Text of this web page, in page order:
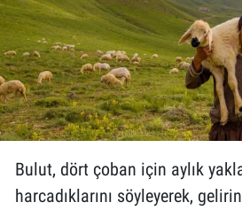
Bulut, dört çoban için aylık
harcadıklarını söyleyerek,